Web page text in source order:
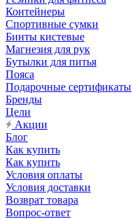
Контейнеры
Спортивные сумки
Бинты кистевые
Магнезия для рук
Бутылки для питья
Пояса
Подарочные сертификаты
Бренды
Цели
Акции
Блог
Как купить
Как купить
Условия оплаты
Условия доставки
Возврат товара
Вопрос-ответ